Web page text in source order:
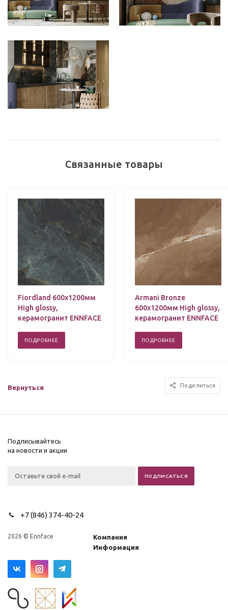
Связанные товары
Fiordland 600х1200мм
High glossy,
керамогранит ENNFACE
ПОДРОБНЕЕ
Armani Bronze
600х1200мм High glossy,
керамогранит ENNFACE
ПОДРОБНЕЕ
Вернуться Поделиться
Подписывайтесь
на новости и акции
+7 (846) 374-40-24
2026 © Ennface
Компания
Информация